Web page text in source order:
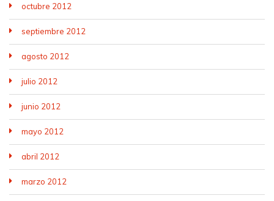
octubre 2012
septiembre 2012
agosto 2012
julio 2012
junio 2012
mayo 2012
abril 2012
marzo 2012